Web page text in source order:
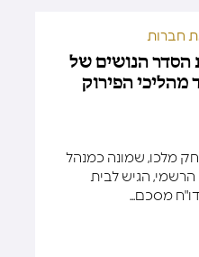
חברות
הנושים של
הפירוק
מלכו, שמונה כמנהל
הגיש לבית
מסכם...